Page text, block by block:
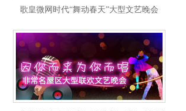
歌皇微网时代“舞动春天”大型文艺晚会